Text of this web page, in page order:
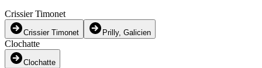
Crissier Timonet
Crissier Timonet Prilly, Galicien
Clochatte
Clochatte